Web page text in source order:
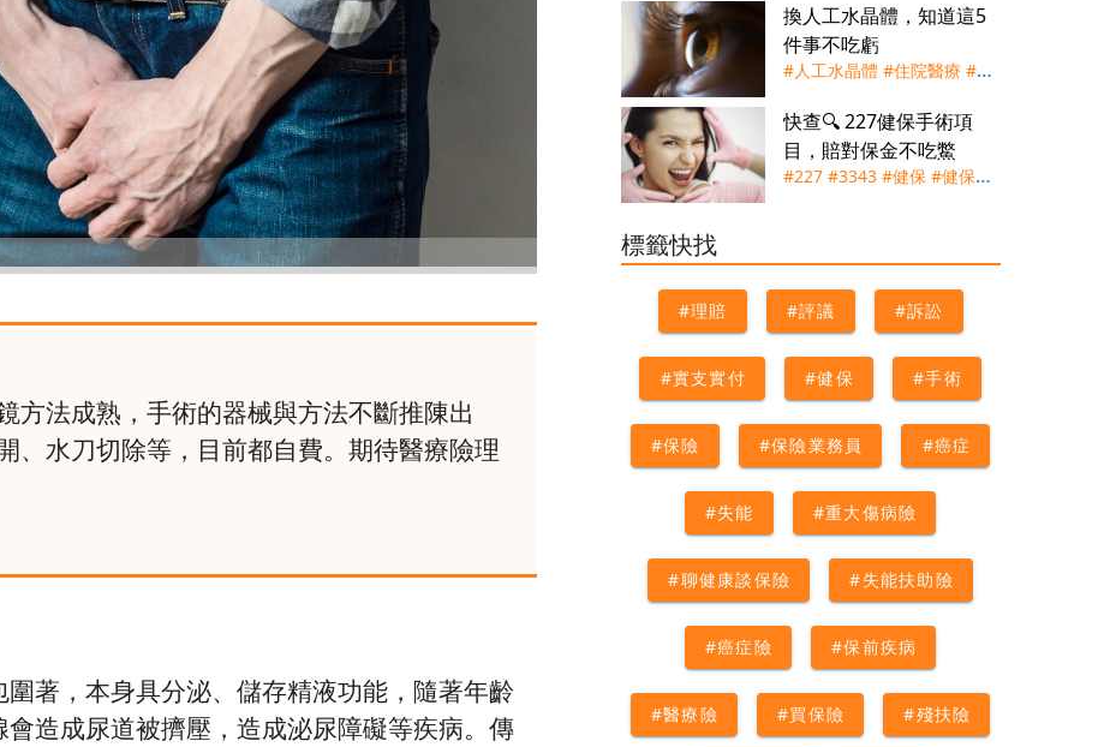
方法成熟，手術的器械與方法不斷推陳出
、水刀切除等，目前都自費。期待醫療險理
著，本身具分泌、儲存精液功能，隨著年齡
造成尿道被擠壓，造成泌尿障礙等疾病。傳
換人工水晶體，知道這5
件事不吃虧
#人工水晶體 #住院醫療 #健
#白內障#自付差額
快查🔍 227健保手術項
目，賠對保金不吃鱉
#227 #3343 #健保 #健保快
標籤快找
#理賠 #評議 #訴訟
#實支實付 #健保 #手術
#保險 #保險業務員 #癌症
#失能 #重大傷病險
#聊健康談保險 #失能扶助險
#癌症險 #保前疾病
#醫療險 #買保險 #殘扶險